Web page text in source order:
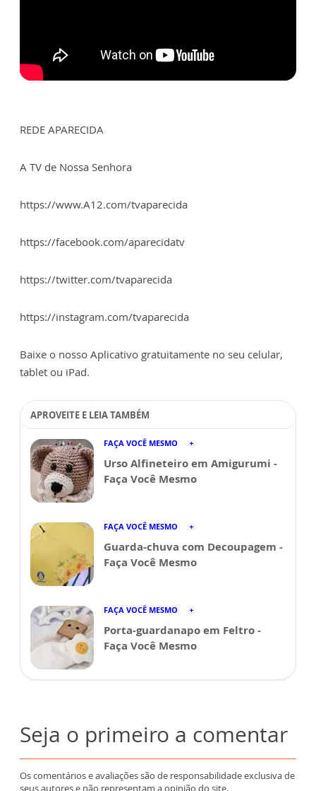
REDE APARECIDA
A TV de Nossa Senhora
https://www.A12.com/tvaparecida
https://facebook.com/aparecidatv
https://twitter.com/tvaparecida
https://instagram.com/tvaparecida
Baixe o nosso Aplicativo gratuitamente no seu celular,
tablet ou iPad.
APROVEITE E LEIA TAMBÉM
FAÇA VOCÊ MESMO
Urso Alfineteiro em Amigurumi -
Faça Você Mesmo
FAÇA VOCÊ MESMO
Guarda-chuva com Decoupagem -
Faça Você Mesmo
FAÇA VOCÊ MESMO
Porta-guardanapo em Feltro -
Faça Você Mesmo
Seja o primeiro a comentar
Os comentários e avaliações são de responsabilidade exclusiva de
seus autores e não representam a opinião do site.